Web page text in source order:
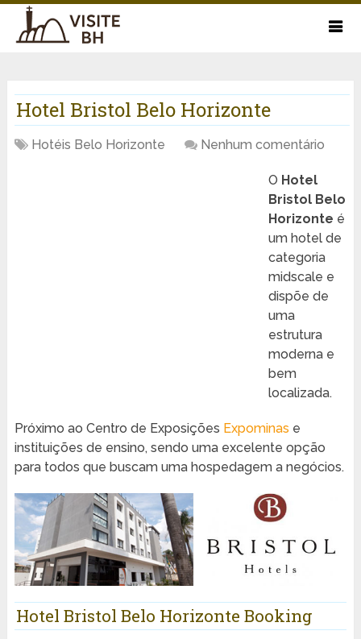
Hotel Bristol Belo Horizonte
Hotéis Belo Horizonte Nenhum comentário
O Hotel
Bristol Belo
Horizonte é
um hotel de
categoria
midscale e
dispõe de
uma
estrutura
moderna e
bem
localizada.
Próximo ao Centro de Exposições Expominas e
instituições de ensino, sendo uma excelente opção
para todos que buscam uma hospedagem a negócios.
Hotel Bristol Belo Horizonte Booking